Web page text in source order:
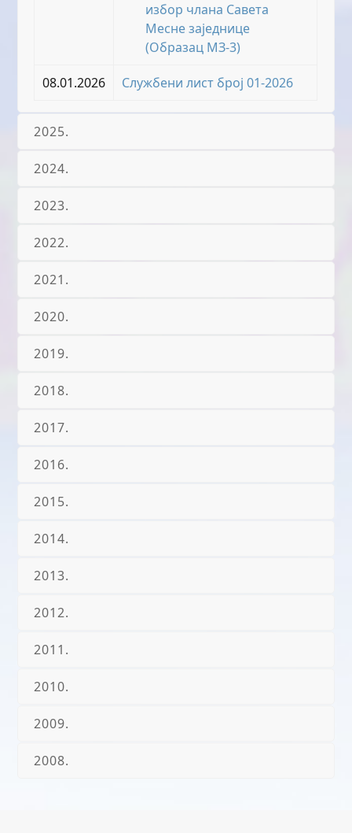
избор члана Савета
Месне заједнице
(Образац МЗ-3)
08.01.2026 Службени лист број 01-2026
2025.
2024.
2023.
2022.
2021.
2020.
2019.
2018.
2017.
2016.
2015.
2014.
2013.
2012.
2011.
2010.
2009.
2008.